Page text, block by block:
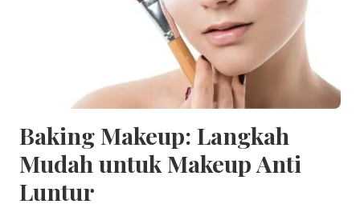
Baking Makeup: Langkah
Mudah untuk Makeup Anti
Luntur